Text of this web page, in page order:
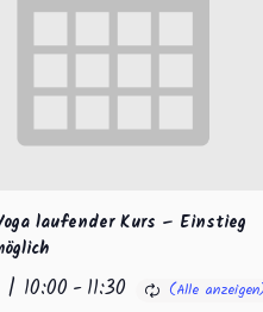
laufender Kurs – Einstieg
| 10:00 -11:30